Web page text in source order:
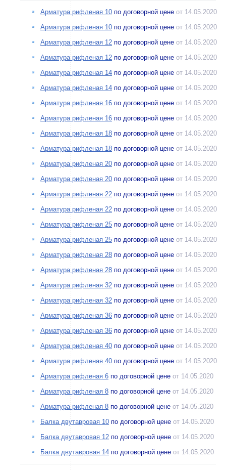
Арматура рифленая 10 по договорной цене от 14.05.2020
Арматура рифленая 10 по договорной цене от 14.05.2020
Арматура рифленая 12 по договорной цене от 14.05.2020
Арматура рифленая 12 по договорной цене от 14.05.2020
Арматура рифленая 14 по договорной цене от 14.05.2020
Арматура рифленая 14 по договорной цене от 14.05.2020
Арматура рифленая 16 по договорной цене от 14.05.2020
Арматура рифленая 16 по договорной цене от 14.05.2020
Арматура рифленая 18 по договорной цене от 14.05.2020
Арматура рифленая 18 по договорной цене от 14.05.2020
Арматура рифленая 20 по договорной цене от 14.05.2020
Арматура рифленая 20 по договорной цене от 14.05.2020
Арматура рифленая 22 по договорной цене от 14.05.2020
Арматура рифленая 22 по договорной цене от 14.05.2020
Арматура рифленая 25 по договорной цене от 14.05.2020
Арматура рифленая 25 по договорной цене от 14.05.2020
Арматура рифленая 28 по договорной цене от 14.05.2020
Арматура рифленая 28 по договорной цене от 14.05.2020
Арматура рифленая 32 по договорной цене от 14.05.2020
Арматура рифленая 32 по договорной цене от 14.05.2020
Арматура рифленая 36 по договорной цене от 14.05.2020
Арматура рифленая 36 по договорной цене от 14.05.2020
Арматура рифленая 40 по договорной цене от 14.05.2020
Арматура рифленая 40 по договорной цене от 14.05.2020
Арматура рифленая 6 по договорной цене от 14.05.2020
Арматура рифленая 8 по договорной цене от 14.05.2020
Арматура рифленая 8 по договорной цене от 14.05.2020
Балка двутавровая 10 по договорной цене от 14.05.2020
Балка двутавровая 12 по договорной цене от 14.05.2020
Балка двутавровая 14 по договорной цене от 14.05.2020